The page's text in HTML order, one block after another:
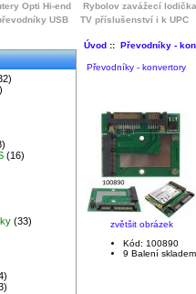
Opti Hi-end Rybolov zavážecí
USB
TV příslušenství i k UPC
(16)
(33)
Úvod:: Převodníky -
Převodníky - konvertory
zvětšit obrázek
Kód: 100890
9 Balení skladem